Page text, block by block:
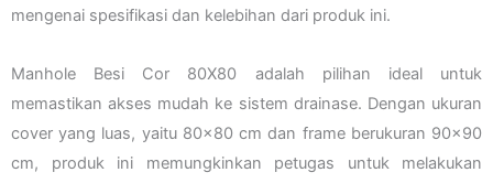
mengenai spesifikasi dan kelebihan dari produk ini.
Manhole Besi Cor 80X80 adalah pilihan ideal untuk
memastikan akses mudah ke sistem drainase. Dengan ukuran
cover yang luas, yaitu 80×80 cm dan frame berukuran 90×90
cm, produk ini memungkinkan petugas untuk melakukan